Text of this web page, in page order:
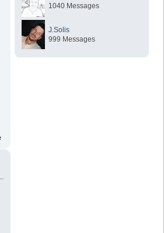
1040 Messages
J.Solis
999 Messages